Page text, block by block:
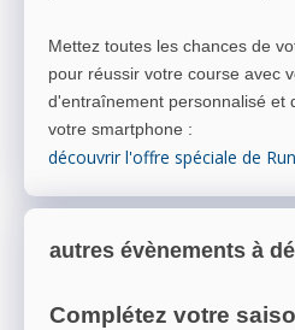
Mettez toutes les chances de
pour réussir votre course avec
d'entraînement personnalisé et
votre smartphone :
découvrir l'offre spéciale de
autres évènements à
Complétez votre